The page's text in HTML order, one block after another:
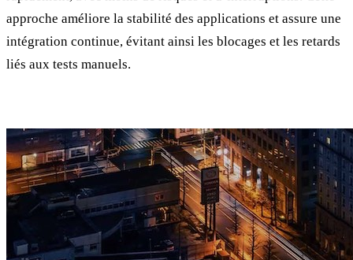
approche améliore la stabilité des applications et assure une
intégration continue, évitant ainsi les blocages et les retards
liés aux tests manuels.